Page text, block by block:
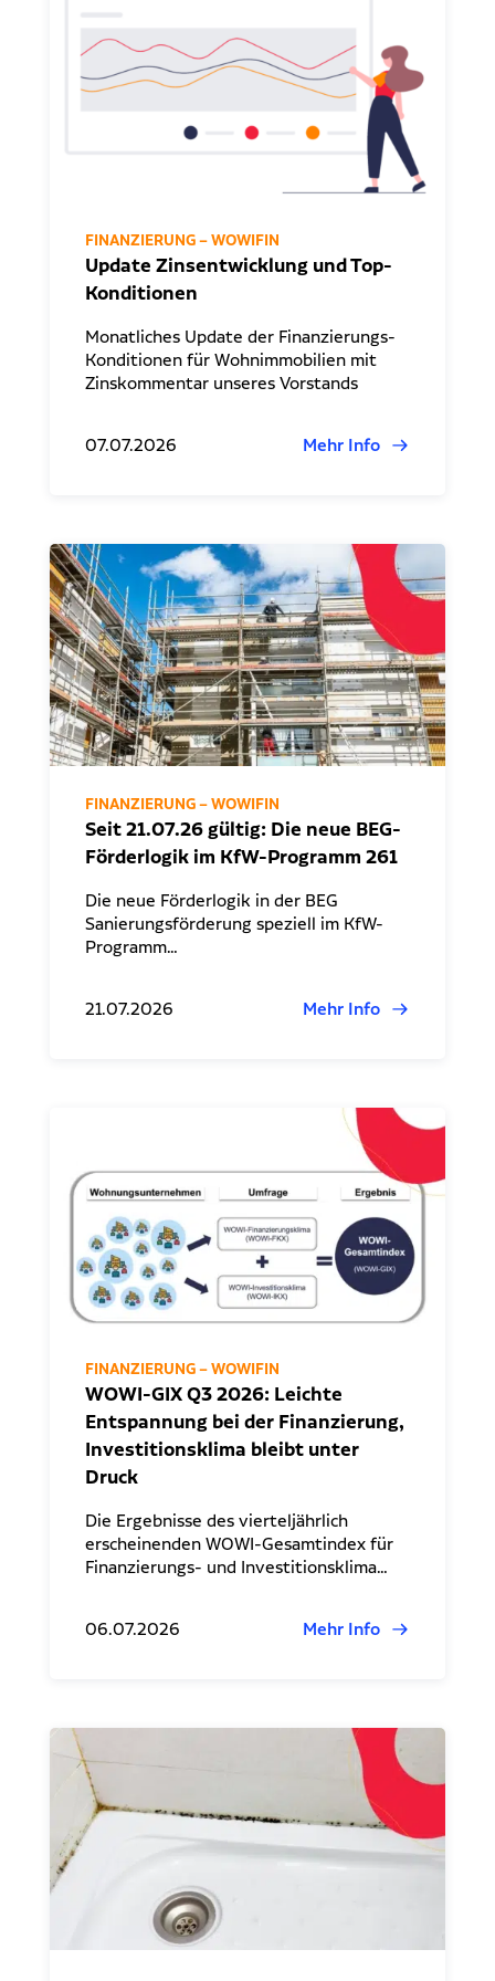
Experten finden
Regionale Experten
Redaktionelle Anfragen
Investitionsrechnung trifft Unternehmensplanung
WOWIPORT: Einfach zu lernen, einfach zu bedienen
FINANZIERUNG – WOWIFIN
Update Zinsentwicklung und Top-
Konditionen
Monatliches Update der Finanzierungs-
Konditionen für Wohnimmobilien mit
Zinskommentar unseres Vorstands
07.07.2026 Mehr Info
FINANZIERUNG – WOWIFIN
Seit 21.07.26 gültig: Die neue BEG-
Förderlogik im KfW-Programm 261
Die neue Förderlogik in der BEG
Sanierungsförderung speziell im KfW-
Programm…
21.07.2026 Mehr Info
FINANZIERUNG – WOWIFIN
WOWI-GIX Q3 2026: Leichte
Entspannung bei der Finanzierung,
Investitionsklima bleibt unter
Druck
Die Ergebnisse des vierteljährlich
erscheinenden WOWI-Gesamtindex für
Finanzierungs- und Investitionsklima…
06.07.2026 Mehr Info